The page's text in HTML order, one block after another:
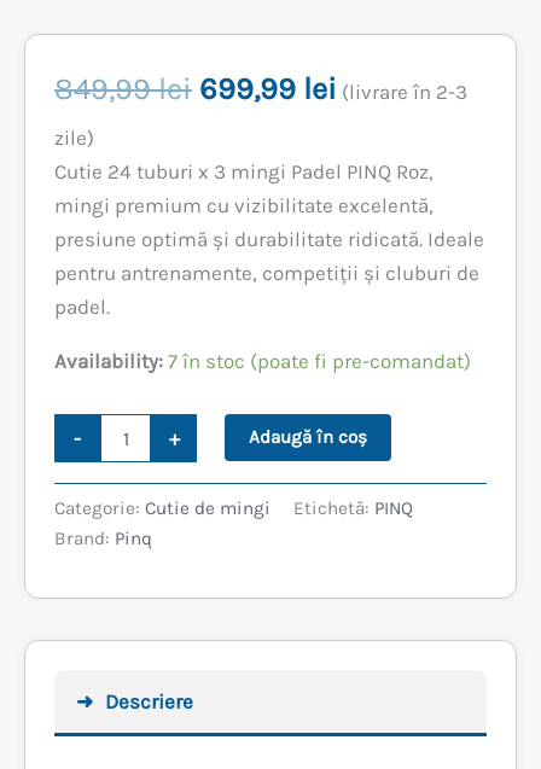
849,99lei Prețul
a
fost:
849,99 lei.
699,99 lei Prețul
este:
699,99 lei.
(livrare în 2-3
zile)
Cutie 24 tuburi x 3 mingi Padel PINQ Roz,
mingi premium cu vizibilitate excelentă,
presiune optimă și durabilitate ridicată. Ideale
pentru antrenamente, competiții și cluburi de
padel.
Availability: 7 în stoc (poate fi pre-comandat)
-
x
3
PADEL
ROZ
+ Adaugă în coș
Categorie: Cutie de mingi Etichetă: PINQ
Brand: Pinq
Descriere